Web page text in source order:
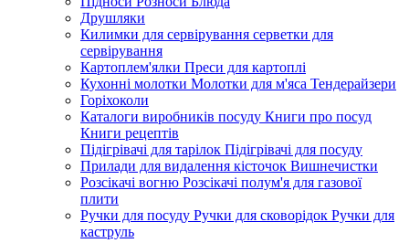
Друшляки
Килимки для сервірування серветки для
сервірування
Картоплем'ялки Преси для картоплі
Кухонні молотки Молотки для м'яса Тендерайзери
Горіхоколи
Каталоги виробників посуду Книги про посуд
Книги рецептів
Підігрівачі для тарілок Підігрівачі для посуду
Прилади для видалення кісточок Вишнечистки
Розсікачі вогню Розсікачі полум'я для газової
плити
Ручки для посуду Ручки для сковорідок Ручки для
каструль